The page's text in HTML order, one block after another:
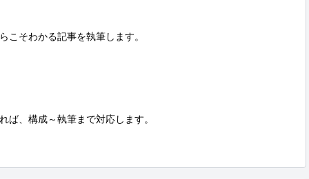
こそわかる記事を執筆します。
ば、構成～執筆まで対応します。